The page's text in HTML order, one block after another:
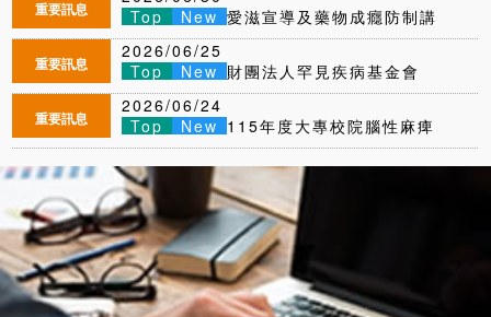
重要訊息
2026/06/30
Top
New 愛滋宣導及藥物成癮防制講
座「從HIV到免疫防線：現代人必修的預
防醫學」
重要訊息
2026/06/25
Top
New 財團法人罕見疾病基金會
「2026罕見疾病獎助學金」
重要訊息
2026/06/24
Top
New 115年度大專校院腦性麻痺
及肢體障礙學生成長夏令營